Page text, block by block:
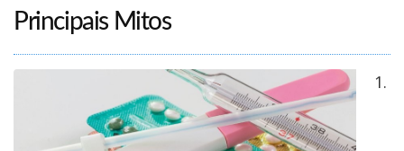
Principais Mitos
1.